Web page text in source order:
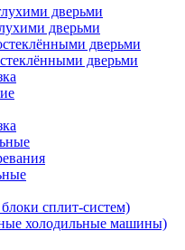
дверьми
дверьми
дверьми
дверьми
сплит-систем)
холодильные машины)